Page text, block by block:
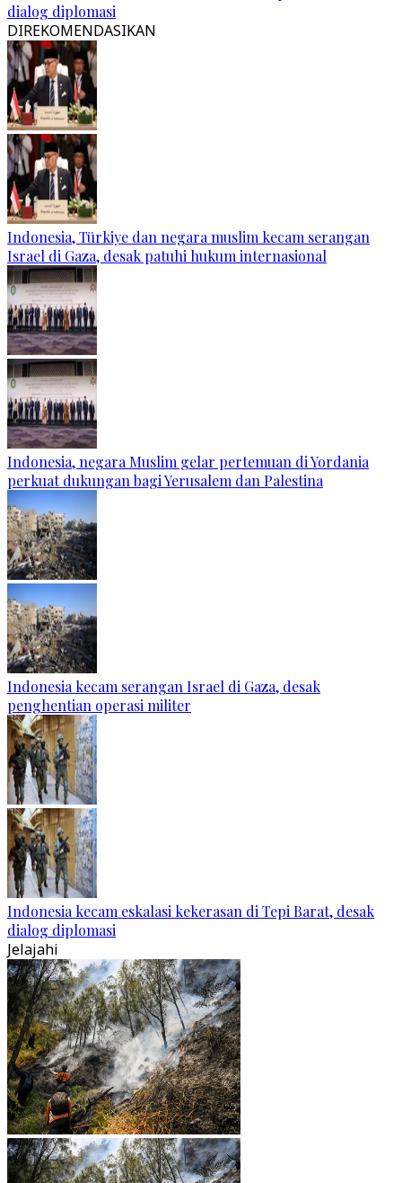
dialog diplomasi
DIREKOMENDASIKAN
Indonesia, Türkiye dan negara muslim kecam serangan
Israel di Gaza, desak patuhi hukum internasional
Indonesia, negara Muslim gelar pertemuan di Yordania
perkuat dukungan bagi Yerusalem dan Palestina
Indonesia kecam serangan Israel di Gaza, desak
penghentian operasi militer
Indonesia kecam eskalasi kekerasan di Tepi Barat, desak
dialog diplomasi
Jelajahi